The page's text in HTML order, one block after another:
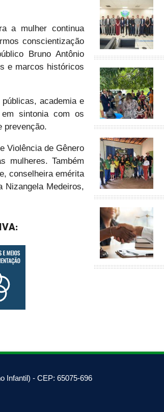
a mulher continua
conscientização
Bruno Antônio
e marcos históricos
academia e
sintonia com os
prevenção.
Violência de Gênero
mulheres. Também
conselheira emérita
Nizangela Medeiros,
Infantil) - CEP: 65075-696